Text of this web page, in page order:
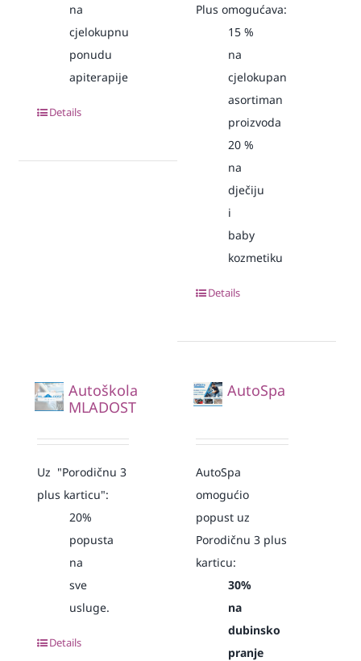
na
cjelokupnu
ponudu
apiterapije
Details
Plus omogućava:
15%
na
cjelokupan
asortiman
proizvoda
20%
na
dječiju
i
baby
kozmetiku
Details
Autoškola
MLADOST
Uz "Porodičnu 3
plus karticu":
20%
popusta
na
sve
usluge.
Details
AutoSpa
AutoSpa
omogućio
popust uz
Porodičnu 3 plus
karticu:
30%
na
dubinsko
pranje